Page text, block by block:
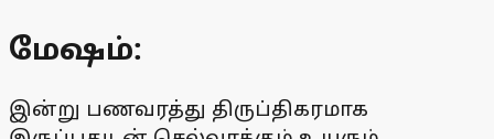
மேஷம்:
இன்று பணவரத்து திருப்திகரமாக